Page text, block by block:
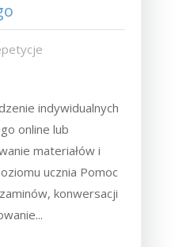
indywidualnych
online lub
materiałów i
ucznia Pomoc
konwersacji